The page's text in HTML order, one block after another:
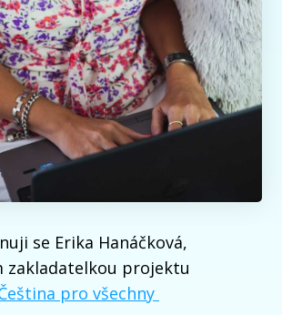
se Erika Hanáčková,
zakladatelkou projektu
pro všechny